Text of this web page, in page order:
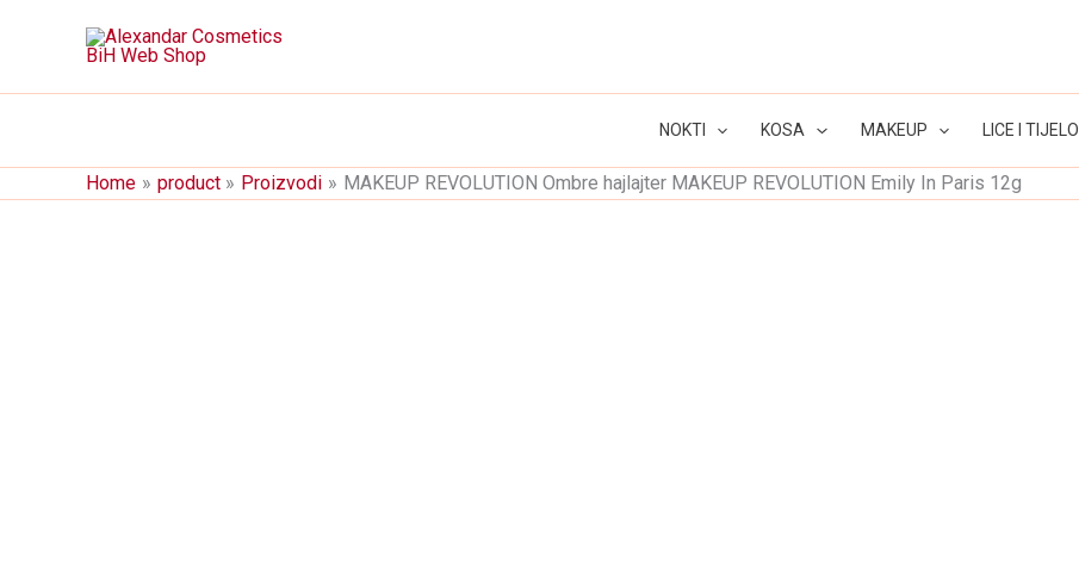
NOKTI KOSA MAKEUP LICE I TIJELO
Home product Proizvodi MAKEUP REVOLUTION Ombre hajlajter MAKEUP REVOLUTION Emily In Paris 12g